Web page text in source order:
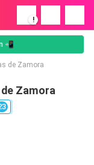
!
📲
de Zamora
Zamora